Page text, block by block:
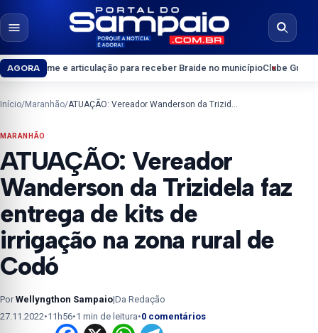
Pular para o conteúdo
Abrir menu
Abrir
AGORAe articulação para receber Braide no municípioClube Guarapary
Início/Maranhão/ ATUAÇÃO: Vereador Wanderson da Trizidela faz entrega de kits de irrigação na zona rural de Codó
MARANHÃO
ATUAÇÃO: Vereador
Wanderson da Trizidela faz
entrega de kits de
irrigação na zona rural de
Codó
PorWellyngthon Sampaio|Da Redação
27.11.2022•11h56•1 min de leitura•0 comentários